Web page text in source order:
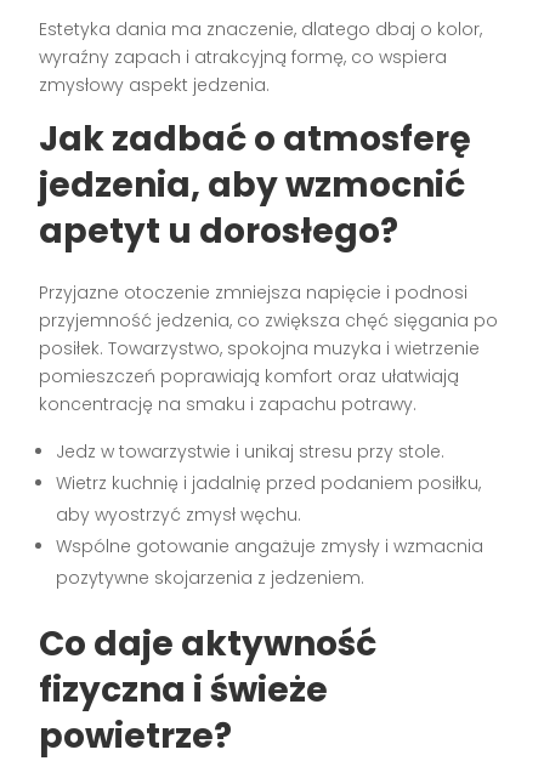
Estetyka dania ma znaczenie, dlatego dbaj o kolor,
wyraźny zapach i atrakcyjną formę, co wspiera
zmysłowy aspekt jedzenia.
Jak zadbać o atmosferę
jedzenia, aby wzmocnić
apetyt u dorosłego?
Przyjazne otoczenie zmniejsza napięcie i podnosi
przyjemność jedzenia, co zwiększa chęć sięgania po
posiłek. Towarzystwo, spokojna muzyka i wietrzenie
pomieszczeń poprawiają komfort oraz ułatwiają
koncentrację na smaku i zapachu potrawy.
Jedz w towarzystwie i unikaj stresu przy stole.
Wietrz kuchnię i jadalnię przed podaniem posiłku,
aby wyostrzyć zmysł węchu.
Wspólne gotowanie angażuje zmysły i wzmacnia
pozytywne skojarzenia z jedzeniem.
Co daje aktywność
fizyczna i świeże
powietrze?